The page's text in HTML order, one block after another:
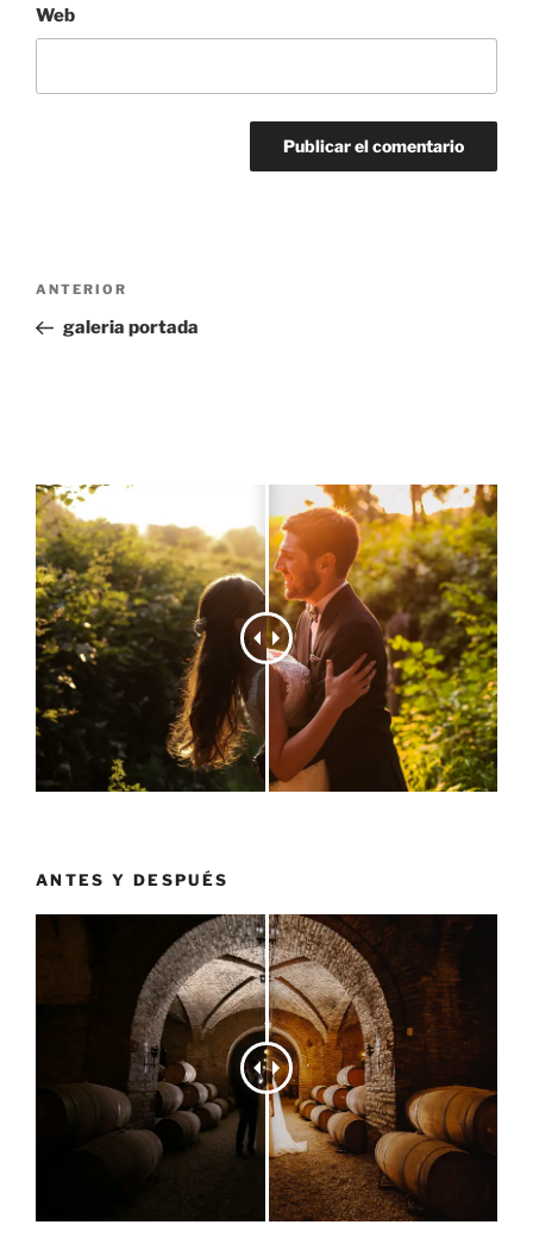
Web
Navegación
entradas
Entrada
anterior:
ANTERIOR
galeria portada
ANTES Y DESPUÉS